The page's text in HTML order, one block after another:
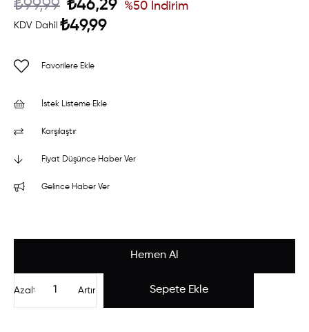
₺99,99 ₺46,29
KDV Dahil ₺49,99
%50 İndirim
Favorilere Ekle
İstek Listeme Ekle
Karşılaştır
Fiyat Düşünce Haber Ver
Gelince Haber Ver
Artır
Azalt